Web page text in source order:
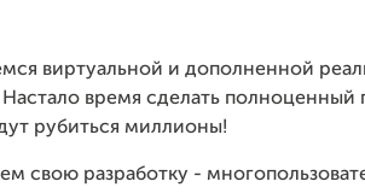
виртуальной и дополненной
время сделать полноценный
рубиться миллионы!
свою разработку -